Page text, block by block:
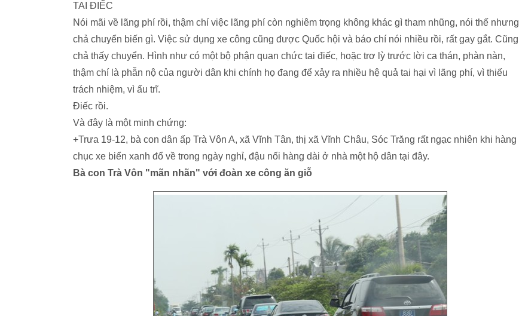
TAI ĐIẾC
Nói mãi về lãng phí rồi, thậm chí việc lãng phí còn nghiêm trọng không khác gì tham nhũng, nói thế nhưng
chả chuyển biến gì. Việc sử dụng xe công cũng được Quốc hội và báo chí nói nhiều rồi, rất gay gắt. Cũng
chả thấy chuyển. Hình như có một bộ phận quan chức tai điếc, hoặc trơ lỳ trước lời ca thán, phàn nàn,
thậm chí là phẫn nộ của người dân khi chính họ đang để xảy ra nhiều hệ quả tai hại vì lãng phí, vì thiếu
trách nhiệm, vì ấu trĩ.
Điếc rồi.
Và đây là một minh chứng:
+Trưa 19-12, bà con dân ấp Trà Vôn A, xã Vĩnh Tân, thị xã Vĩnh Châu, Sóc Trăng rất ngạc nhiên khi hàng
chục xe biển xanh đổ về trong ngày nghỉ, đậu nối hàng dài ở nhà một hộ dân tại đây.
Bà con Trà Vôn "mãn nhãn" với đoàn xe công ăn giỗ